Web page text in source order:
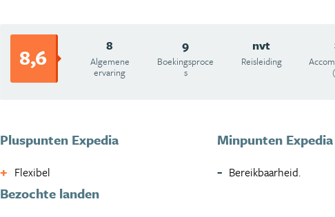
8,6 8
Algemene
ervaring
9
Boekingsproce
s
nvt
Reisleiding
Pluspunten Expedia
Flexibel
Minpunten Expedia
Bereikbaarheid.
Bezochte landen